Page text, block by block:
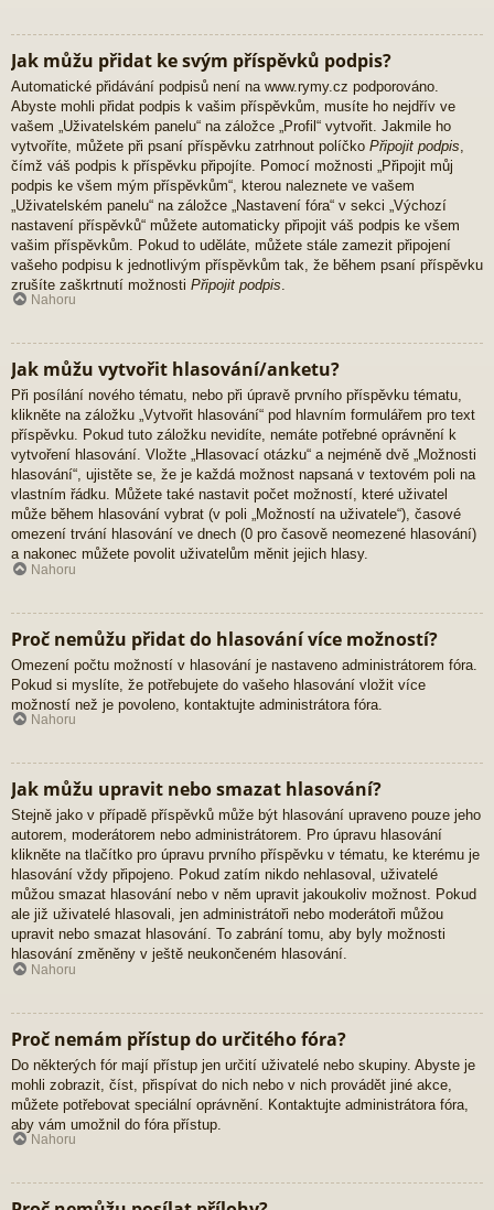
Jak můžu přidat ke svým příspěvků podpis?
Automatické přidávání podpisů není na www.rymy.cz podporováno.
Abyste mohli přidat podpis k vašim příspěvkům, musíte ho nejdřív ve
vašem „Uživatelském panelu“ na záložce „Profil“ vytvořit. Jakmile ho
vytvoříte, můžete při psaní příspěvku zatrhnout políčko Připojit podpis
čímž váš podpis k příspěvku připojíte. Pomocí možnosti „Připojit můj
podpis ke všem mým příspěvkům“, kterou naleznete ve vašem
„Uživatelském panelu“ na záložce „Nastavení fóra“ v sekci „Výchozí
nastavení příspěvků“ můžete automaticky připojit váš podpis ke všem
vašim příspěvkům. Pokud to uděláte, můžete stále zamezit připojení
vašeho podpisu k jednotlivým příspěvkům tak, že během psaní příspěvku
zrušíte zaškrtnutí možnosti Připojit podpis
Nahoru
Jak můžu vytvořit hlasování/anketu?
Při posílání nového tématu, nebo při úpravě prvního příspěvku tématu,
klikněte na záložku „Vytvořit hlasování“ pod hlavním formulářem pro text
příspěvku. Pokud tuto záložku nevidíte, nemáte potřebné oprávnění k
vytvoření hlasování. Vložte „Hlasovací otázku“ a nejméně dvě „Možnosti
hlasování“, ujistěte se, že je každá možnost napsaná v textovém poli na
vlastním řádku. Můžete také nastavit počet možností, které uživatel
může během hlasování vybrat (v poli „Možností na uživatele“), časové
omezení trvání hlasování ve dnech (0 pro časově neomezené hlasování)
a nakonec můžete povolit uživatelům měnit jejich hlasy.
Nahoru
Proč nemůžu přidat do hlasování více možností?
Omezení počtu možností v hlasování je nastaveno administrátorem fóra.
Pokud si myslíte, že potřebujete do vašeho hlasování vložit více
možností než je povoleno, kontaktujte administrátora fóra.
Nahoru
Jak můžu upravit nebo smazat hlasování?
Stejně jako v případě příspěvků může být hlasování upraveno pouze jeho
autorem, moderátorem nebo administrátorem. Pro úpravu hlasování
klikněte na tlačítko pro úpravu prvního příspěvku v tématu, ke kterému je
hlasování vždy připojeno. Pokud zatím nikdo nehlasoval, uživatelé
můžou smazat hlasování nebo v něm upravit jakoukoliv možnost. Pokud
ale již uživatelé hlasovali, jen administrátoři nebo moderátoři můžou
upravit nebo smazat hlasování. To zabrání tomu, aby byly možnosti
hlasování změněny v ještě neukončeném hlasování.
Nahoru
Proč nemám přístup do určitého fóra?
Do některých fór mají přístup jen určití uživatelé nebo skupiny. Abyste je
mohli zobrazit, číst, přispívat do nich nebo v nich provádět jiné akce,
můžete potřebovat speciální oprávnění. Kontaktujte administrátora fóra,
aby vám umožnil do fóra přístup.
Nahoru